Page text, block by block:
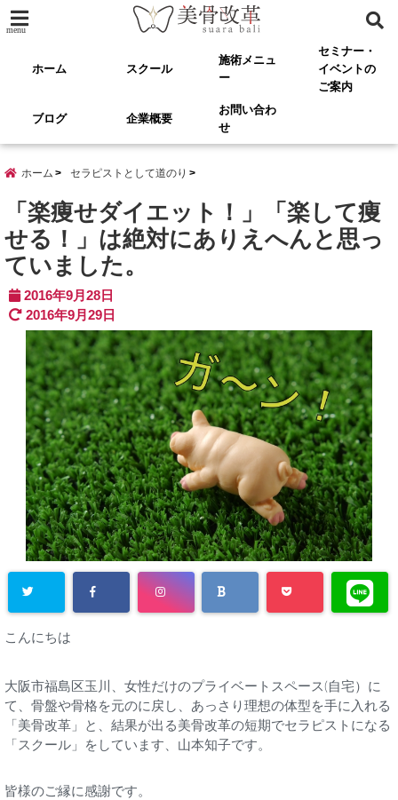
menu
ホーム スクール
施術メニュ
ー
セミナー・
イベントの
ご案内
ブログ 企業概要
お問い合わ
せ
ホーム セラピストとして道のり
「楽痩せダイエット！」「楽して痩
せる！」は絶対にありえへんと思っ
ていました。
2016年9月28日
2016年9月29日
こんにちは
大阪市福島区玉川、女性だけのプライベートスペース(自宅）に
て、骨盤や骨格を元のに戻し、あっさり理想の体型を手に入れる
「美骨改革」と、結果が出る美骨改革の短期でセラピストになる
「スクール」をしています、山本知子です。
皆様のご縁に感謝です。